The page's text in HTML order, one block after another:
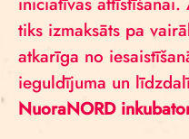
tiks izmaksāts pa
atkarīga no
ieguldījuma un
NuoraNORD